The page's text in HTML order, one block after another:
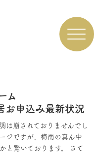
採
採
施
ム
申込み最新状況
は崩されておりませんでし
ジですが、梅雨の真ん中
と驚いております。 さて